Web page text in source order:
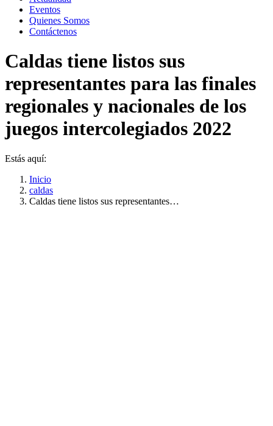
Eventos
Quienes Somos
Contáctenos
Caldas tiene listos sus
representantes para las finales
regionales y nacionales de los
juegos intercolegiados 2022
Estás aquí:
Inicio
caldas
Caldas tiene listos sus representantes…